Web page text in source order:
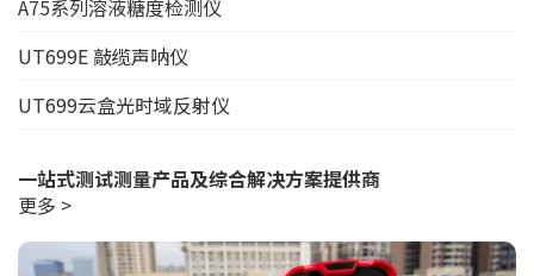
A75系列溶液糖度检测仪
UT699E 敲缆声呐仪
UT699云盒光时域反射仪
一站式测试测量产品及综合解决方案提供商
更多 >